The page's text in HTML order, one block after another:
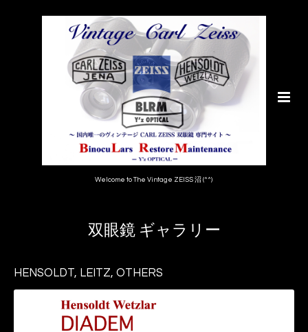
Welcome to The Vintage ZEISS 沼 (^^)
双眼鏡 ギャラリー
HENSOLDT, LEITZ, OTHERS